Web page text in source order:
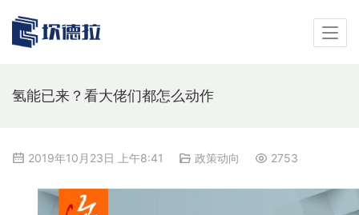
氢能已来？看大佬们都怎么动作
2019年10月23日 上午8:41 政策动向 2753